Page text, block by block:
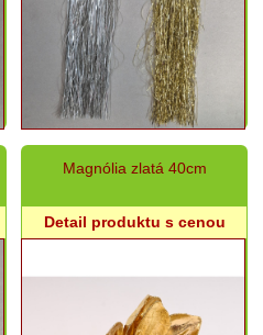
Magnólia zlatá 40cm
Detail produktu s cenou